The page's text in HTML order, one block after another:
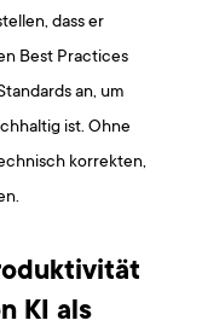
dass er
Best Practices
an, um
ist. Ohne
korrekten,
KI als